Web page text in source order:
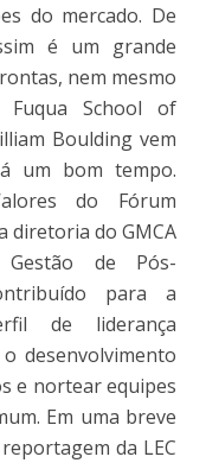
do mercado. De
é um grande
nem mesmo
School of
Boulding vem
um bom tempo.
do Fórum
diretoria do GMCA
de Pós-
para a
de liderança
desenvolvimento
e nortear equipes
Em uma breve
da LEC